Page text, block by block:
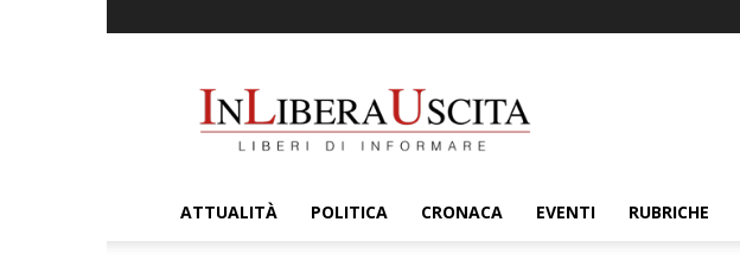
ATTUALITÀ POLITICA CRONACA EVENTI RUBRICHE